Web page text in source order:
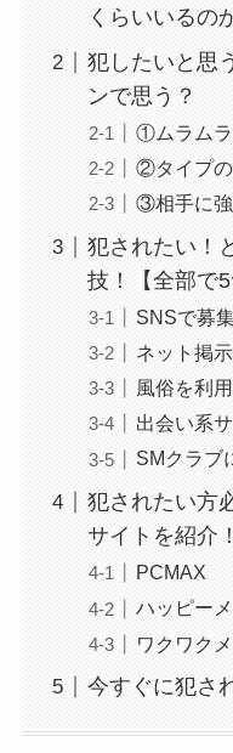
くらいいるの
犯したいと思
ンで思う？
①ムラムラ
②タイプの
③相手に強
犯されたい！
技！【全部で5
SNSで募
ネット掲
風俗を利
出会い系
SMクラブ
犯されたい方
サイトを紹介
PCMAX
ハッピー
ワクワク
今すぐに犯さ